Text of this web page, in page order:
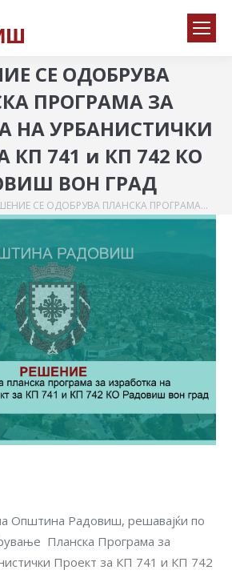
СЕ ОДОБРУВА
ПРОГРАМА ЗА
НА УРБАНИСТИЧКИ
КП 741 и КП 742 КО
ВОН ГРАД
СЕ ОДОБРУВА ПЛАНСКА ПРОГРАМА…
Општина Радовиш, решавајќи по
Планска Програма за
Проект за КП 741 и КП 742